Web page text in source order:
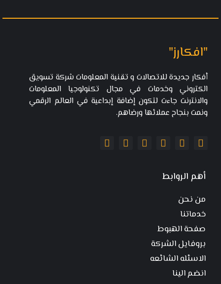
"افكارز"
أفكار جديدة للاتصالات و تقنية المعلومات شركة تسويق
الكتروني وخدمات في مجال تكنولوجيا المعلومات
والانترنت جاءت لتكون إضافة إبداعية في العالم الرقمي
ونمت بنجاح عملائها ورضاهم.
أهم الروابط
من نحن
خدماتنا
صفحة الهبوط
بروفايل الشركة
الاسئله الشائعه
انضم الينا